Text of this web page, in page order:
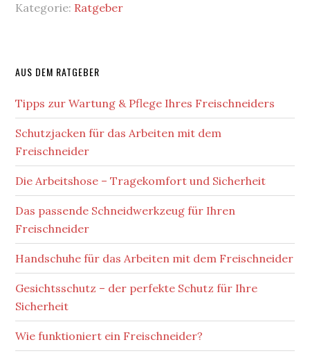
Kategorie: Ratgeber
AUS DEM RATGEBER
Tipps zur Wartung & Pflege Ihres Freischneiders
Schutzjacken für das Arbeiten mit dem
Freischneider
Die Arbeitshose – Tragekomfort und Sicherheit
Das passende Schneidwerkzeug für Ihren
Freischneider
Handschuhe für das Arbeiten mit dem Freischneider
Gesichtsschutz – der perfekte Schutz für Ihre
Sicherheit
Wie funktioniert ein Freischneider?